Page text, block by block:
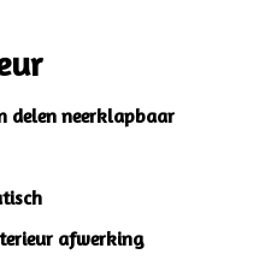
delen neerklapbaar
afwerking